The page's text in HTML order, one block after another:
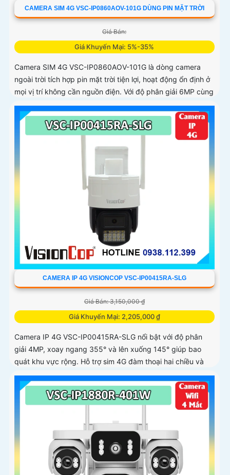
CAMERA SIM 4G VSC-IP0860AOV-101G DÙNG PIN MẶT TRỜI
Giá Bán:
Giá Khuyến Mại: 5%-35%
Camera SIM 4G VSC-IP0860AOV-101G là dòng camera
ngoài trời tích hợp pin mặt trời tiện lợi, hoạt động ổn định ở
mọi vị trí không cần nguồn điện. Với độ phân giải 6MP cùng
chuẩn nén H
CAMERA IP 4G VISIONCOP VSC-IP00415RA-SLG
Giá Bán: 3,150,000 ₫
Giá Khuyến Mại: 2,205,000 ₫
Camera IP 4G VSC-IP00415RA-SLG nổi bật với độ phân
giải 4MP, xoay ngang 355° và lên xuống 145° giúp bao
quát khu vực rộng. Hỗ trợ sim 4G đàm thoại hai chiều và
nhìn đêm có màu không cần đèn mang lại hình ảnh sắc nét
cả ngày lẫn đêm